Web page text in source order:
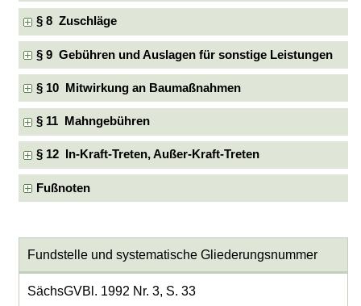
§ 8 Zuschläge
§ 9 Gebühren und Auslagen für sonstige Leistungen
§ 10 Mitwirkung an Baumaßnahmen
§ 11 Mahngebühren
§ 12 In-Kraft-Treten, Außer-Kraft-Treten
Fußnoten
Fundstelle und systematische Gliederungsnummer
SächsGVBl. 1992 Nr. 3, S. 33